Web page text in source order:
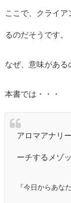
ここで、クライ
るのだそうです。
なぜ、意味がある
本書では・・・
アロマアナリ
ーチするメゾ
『今日からあ